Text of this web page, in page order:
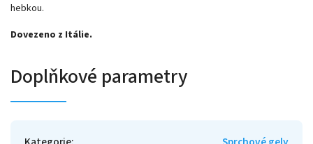
hebkou.
Dovezeno z Itálie.
Doplňkové parametry